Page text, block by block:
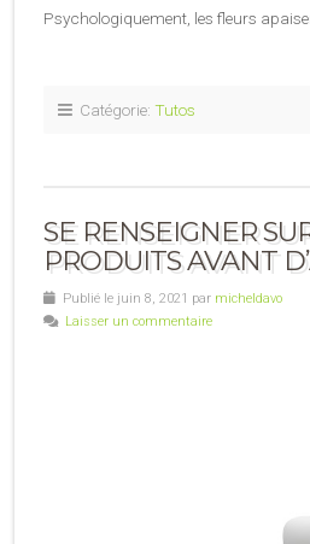
Psychologiquement, les fleurs
Catégorie: Tutos
SE RENSEIGNER
PRODUITS AVANT
Publié le juin 8, 2021 par micheldavo
Laisser un commentaire